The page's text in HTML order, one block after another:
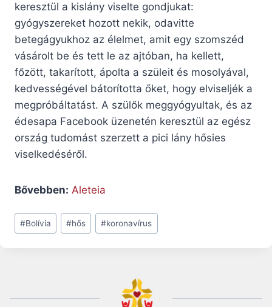
keresztül a kislány viselte gondjukat:
gyógyszereket hozott nekik, odavitte
betegágyukhoz az élelmet, amit egy szomszéd
vásárolt be és tett le az ajtóban, ha kellett,
főzött, takarított, ápolta a szüleit és mosolyával,
kedvességével bátorította őket, hogy elviseljék a
megpróbáltatást. A szülők meggyógyultak, és az
édesapa Facebook üzenetén keresztül az egész
ország tudomást szerzett a pici lány hősies
viselkedéséről.
Bővebben: Aleteia
Post
Tags:
#Bolívia #hős #koronavírus